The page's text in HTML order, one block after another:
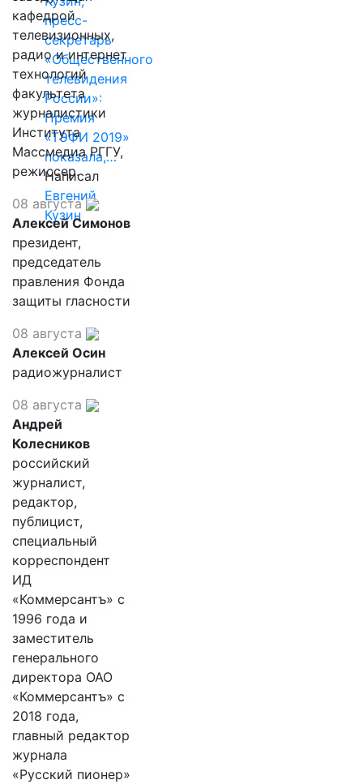
пресс-
секретарь
«Общественного
телевидения
России»:
Премия
«ТЭФИ 2019»
показала,…
Написал
Евгений
Кузин
кафедрой
телевизионных,
радио и интернет
технологий
факультета
журналистики
Института
Массмедиа РГГУ,
режиссер.
08 августа
Алексей Симонов
президент,
председатель
правления Фонда
защиты гласности
08 августа
Алексей Осин
радиожурналист
08 августа
Андрей
Колесников
российский
журналист,
редактор,
публицист,
специальный
корреспондент
ИД
«Коммерсантъ» с
1996 года и
заместитель
генерального
директора ОАО
«Коммерсантъ» с
2018 года,
главный редактор
журнала
«Русский пионер»